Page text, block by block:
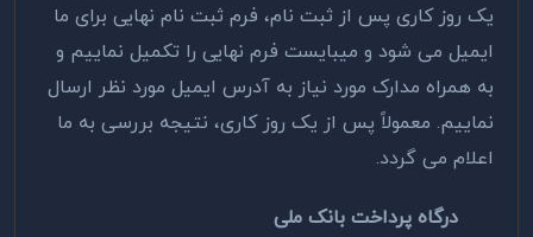
یک روز کاری پس از ثبت نام، فرم ثبت نام نهایی برای ما
ایمیل می شود و میبایست فرم نهایی را تکمیل نماییم و
به همراه مدارک مورد نیاز به آدرس ایمیل مورد نظر ارسال
نماییم. معمولاً پس از یک روز کاری، نتیجه بررسی به ما
اعلام می گردد.
درگاه پرداخت بانک ملی